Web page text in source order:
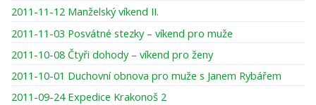
2011-11-12 Manželský víkend II.
2011-11-03 Posvátné stezky – víkend pro muže
2011-10-08 Čtyři dohody – víkend pro ženy
2011-10-01 Duchovní obnova pro muže s Janem Rybářem
2011-09-24 Expedice Krakonoš 2